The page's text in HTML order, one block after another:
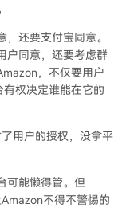
还要支付宝同意。
户同意，还要考虑群
，不仅要用户
权决定谁能在它的
用户的授权，没拿平
可能懒得管。但
不得不警惕的